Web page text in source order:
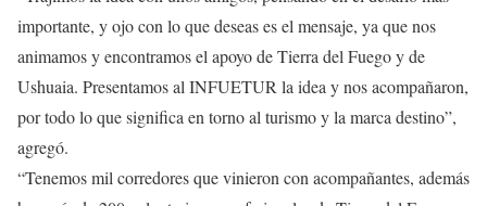
importante, y ojo con lo que deseas es el mensaje, ya que nos
animamos y encontramos el apoyo de Tierra del Fuego y de
Ushuaia. Presentamos al INFUETUR la idea y nos acompañaron,
por todo lo que significa en torno al turismo y la marca destino”,
agregó.
“Tenemos mil corredores que vinieron con acompañantes, además